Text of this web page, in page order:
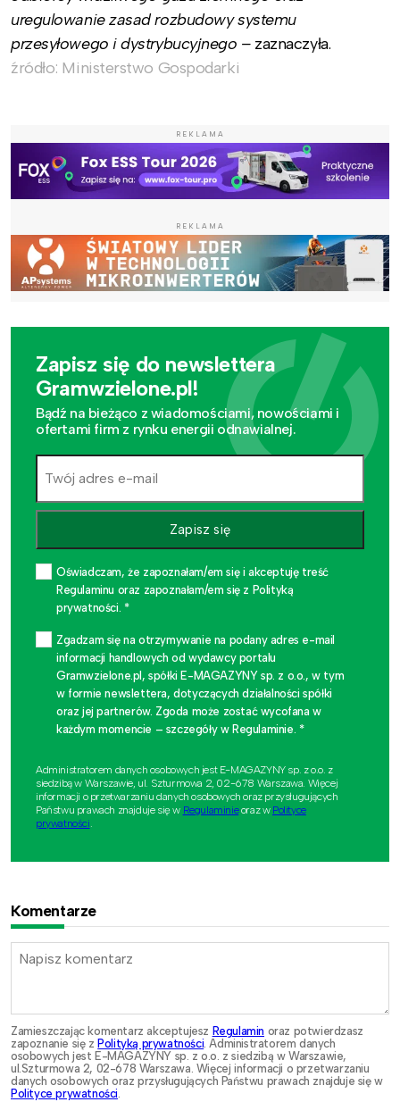
uregulowanie zasad rozbudowy systemu
przesyłowego i dystrybucyjnego – zaznaczyła.
źródło: Ministerstwo Gospodarki
REKLAMA
REKLAMA
Zapisz się do newslettera
Gramwzielone.pl!
Bądź na bieżąco z wiadomościami, nowościami i
ofertami firm z rynku energii odnawialnej.
Zapisz się
Oświadczam, że zapoznałam/em się i akceptuję treść
Regulaminu oraz zapoznałam/em się z Polityką
prywatności. *
Zgadzam się na otrzymywanie na podany adres e-mail
informacji handlowych od wydawcy portalu
Gramwzielone.pl, spółki E-MAGAZYNY sp. z o.o., w tym
w formie newslettera, dotyczących działalności spółki
oraz jej partnerów. Zgoda może zostać wycofana w
każdym momencie – szczegóły w Regulaminie. *
Administratorem danych osobowych jest E-MAGAZYNY sp. z o.o. z
siedzibą w Warszawie, ul. Szturmowa 2, 02-678 Warszawa. Więcej
informacji o przetwarzaniu danych osobowych oraz przysługujących
Państwu prawach znajduje się w Regulaminieoraz w Polityce
prywatności.
Komentarze
Zamieszczając komentarz akceptujesz Regulamin oraz potwierdzasz
zapoznanie się z Polityką prywatności. Administratorem danych
osobowych jest E-MAGAZYNY sp. z o.o. z siedzibą w Warszawie,
ul.Szturmowa 2, 02-678 Warszawa. Więcej informacji o przetwarzaniu
danych osobowych oraz przysługujących Państwu prawach znajduje się w
Polityce prywatności.